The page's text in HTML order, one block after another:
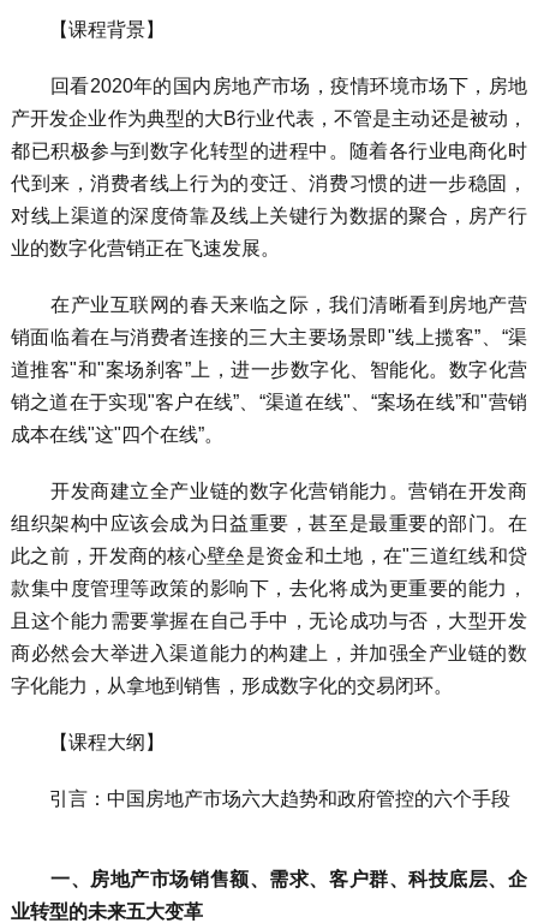
【课程背景】
回看2020年的国内房地产市场，疫情环境市场下，房地
产开发企业作为典型的大B行业代表，不管是主动还是被动，
都已积极参与到数字化转型的进程中。随着各行业电商化时
代到来，消费者线上行为的变迁、消费习惯的进一步稳固，
对线上渠道的深度倚靠及线上关键行为数据的聚合，房产行
业的数字化营销正在飞速发展。
在产业互联网的春天来临之际，我们清晰看到房地产营
销面临着在与消费者连接的三大主要场景即"线上揽客”、“渠
道推客"和"案场刹客”上，进一步数字化、智能化。数字化营
销之道在于实现"客户在线”、“渠道在线"、“案场在线”和"营销
成本在线"这"四个在线”。
开发商建立全产业链的数字化营销能力。营销在开发商
组织架构中应该会成为日益重要，甚至是最重要的部门。在
此之前，开发商的核心壁垒是资金和土地，在"三道红线和贷
款集中度管理等政策的影响下，去化将成为更重要的能力，
且这个能力需要掌握在自己手中，无论成功与否，大型开发
商必然会大举进入渠道能力的构建上，并加强全产业链的数
字化能力，从拿地到销售，形成数字化的交易闭环。
【课程大纲】
引言：中国房地产市场六大趋势和政府管控的六个手段
一、房地产市场销售额、需求、客户群、科技底层、企
业转型的未来五大变革